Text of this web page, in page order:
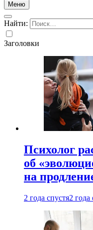
Меню
Найти:
Заголовки
Психолог
об
на
2 года спустя2 года